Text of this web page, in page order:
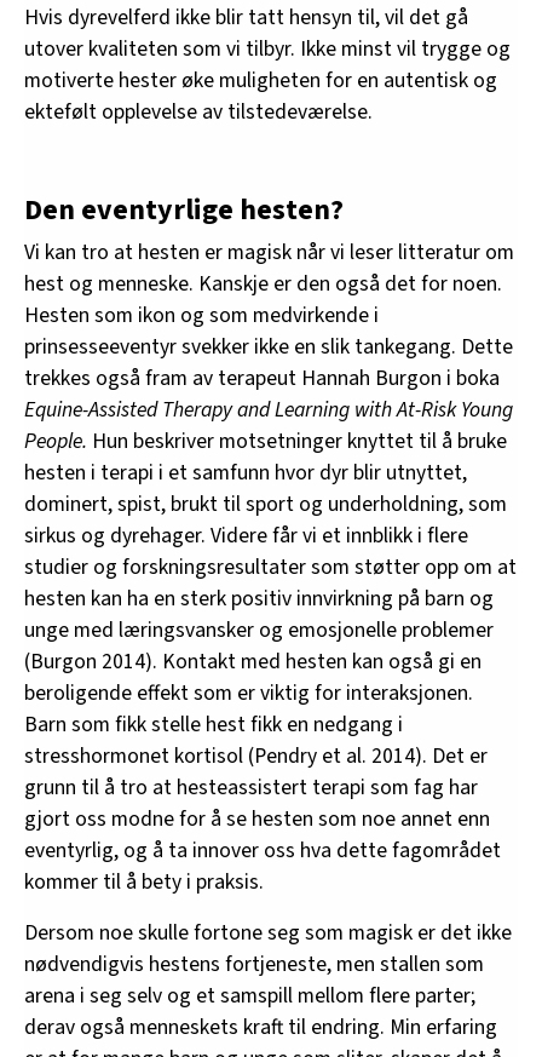
Hvis dyrevelferd ikke blir tatt hensyn til, vil det gå
utover kvaliteten som vi tilbyr. Ikke minst vil trygge og
motiverte hester øke muligheten for en autentisk og
ektefølt opplevelse av tilstedeværelse.
Den eventyrlige hesten?
Vi kan tro at hesten er magisk når vi leser litteratur om
hest og menneske. Kanskje er den også det for noen.
Hesten som ikon og som medvirkende i
prinsesseeventyr svekker ikke en slik tankegang. Dette
trekkes også fram av terapeut Hannah Burgon i boka
Equine-Assisted Therapy and Learning with At-Risk Young
People. Hun beskriver motsetninger knyttet til å bruke
hesten i terapi i et samfunn hvor dyr blir utnyttet,
dominert, spist, brukt til sport og underholdning, som
sirkus og dyrehager. Videre får vi et innblikk i flere
studier og forskningsresultater som støtter opp om at
hesten kan ha en sterk positiv innvirkning på barn og
unge med læringsvansker og emosjonelle problemer
(Burgon 2014). Kontakt med hesten kan også gi en
beroligende effekt som er viktig for interaksjonen.
Barn som fikk stelle hest fikk en nedgang i
stresshormonet kortisol (Pendry et al. 2014). Det er
grunn til å tro at hesteassistert terapi som fag har
gjort oss modne for å se hesten som noe annet enn
eventyrlig, og å ta innover oss hva dette fagområdet
kommer til å bety i praksis.
Dersom noe skulle fortone seg som magisk er det ikke
nødvendigvis hestens fortjeneste, men stallen som
arena i seg selv og et samspill mellom flere parter;
derav også menneskets kraft til endring. Min erfaring